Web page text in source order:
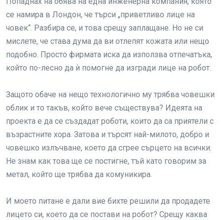
се намира в Лондон, че търси „приветливо лице на
човек“. Разбира се, и това срещу заплащане. Но не си
мислете, че става дума да ви отлепят кожата или нещо
подобно. Просто фирмата иска да използва отпечатъка,
който по-лесно да ѝ помогне да изгради лице на робот.
Защото обаче на нещо технологично му трябва човешки
облик и то такъв, който вече съществува? Идеята на
проекта е да се създадат роботи, които да са приятели с
възрастните хора. Затова и търсят най-милото, добро и
човешко излъчване, което да сгрее сърцето на всички.
Не знам как това ще се постигне, тъй като говорим за
метал, който ще трябва да комуникира.
И моето питане е дали вие бихте решили да продадете
лицето си, което да се постави на робот? Срещу каква